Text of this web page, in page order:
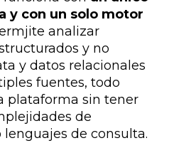
y con un solo motor
analizar
y no
y datos relacionales
fuentes, todo
plataforma sin tener
de
de consulta.